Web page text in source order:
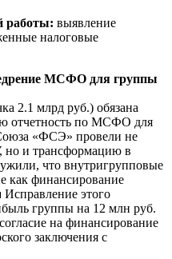
работы: выявление
налоговые
МСФО для группы
2.1 млрд руб.) обязана
отчетность по МСФО для
«ФСЭ» провели не
но и трансформацию в
что внутригрупповые
как финансирование
этого
группы на 12 млн руб.
на финансирование
заключения с